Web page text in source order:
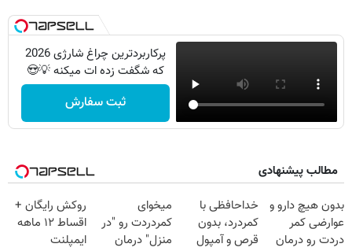
پرکاربردترین چراغ شارژی 2026
که شگفت زده ات میکنه 💡😍
ثبت سفارش
مطالب پیشنهادی
بدون هیچ دارو و
عوارضی کمر
دردت رو درمان
خداحافظی با
کمردرد، بدون
قرص و آمپول
میخوای
کمردردت رو "در
منزل" درمان
روکش رایگان +
اقساط ۱۲ ماهه
ایمپلنت